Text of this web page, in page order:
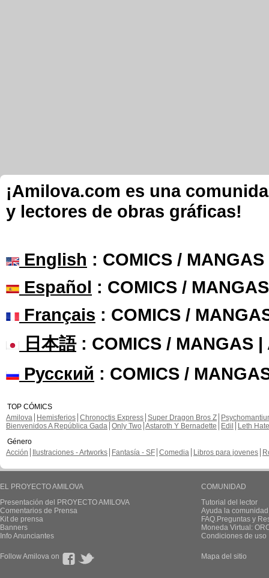
¡Amilova.com es una
y lectores de obras gráficas!
English : COMICS /
Español : COMICS /
Français : COMICS /
日本語: COMICS / MANGAS |
Русский : COMICS /
TOP CÓMICS
Amilova
Hemisferios Chronoctis Express Super Dragon Bros Z
Bienvenidos A República Gada Only Two Astaroth Y Bernadette Edil
Leth Hate
Género
Acción
Ilustraciones - Artworks Fantasía - SF Comedia Libros para jovenes
EL PROYECTO AMILOVA
Presentación del PROYECTO AMILOVA
Comentarios de Prensa
Kit de prensa
Banners
Info Anunciantes
COMUNIDAD
Tutorial del lector
Ayuda la
FAQ.Preguntas y
Moneda Virtual:
Condiciones de uso
Follow Amilova on Mapa del sitio